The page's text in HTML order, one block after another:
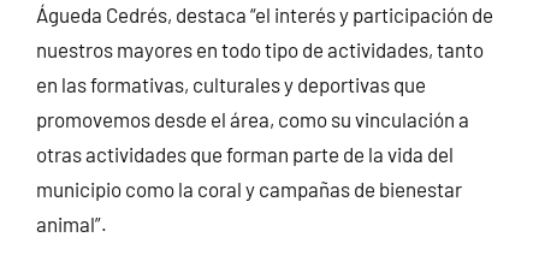
Águeda Cedrés, destaca “el interés y participación de
nuestros mayores en todo tipo de actividades, tanto
en las formativas, culturales y deportivas que
promovemos desde el área, como su vinculación a
otras actividades que forman parte de la vida del
municipio como la coral y campañas de bienestar
animal”.